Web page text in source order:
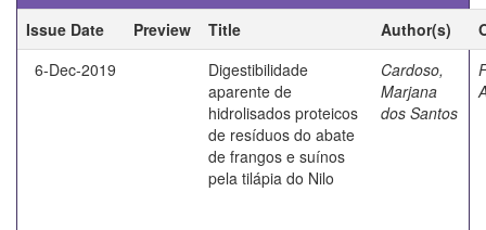
Issue Date
Preview Title Author(s)
6-Dec-2019
Digestibilidade
aparente de
hidrolisados proteicos
de resíduos do abate
de frangos e suínos
pela tilápia do Nilo
Cardoso,
Marjana
dos Santos